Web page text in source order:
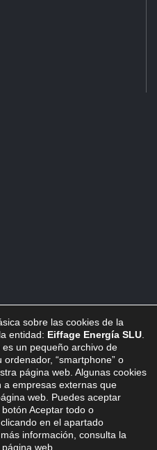
sobre las cookies de la
entidad: Eiffage Energía SLU
un pequeño archivo de
“smartphone” o
página web. Algunas cookies
empresas externas que
web. Puedes aceptar
Aceptar todo o
en el apartado
información, consulta la
web.